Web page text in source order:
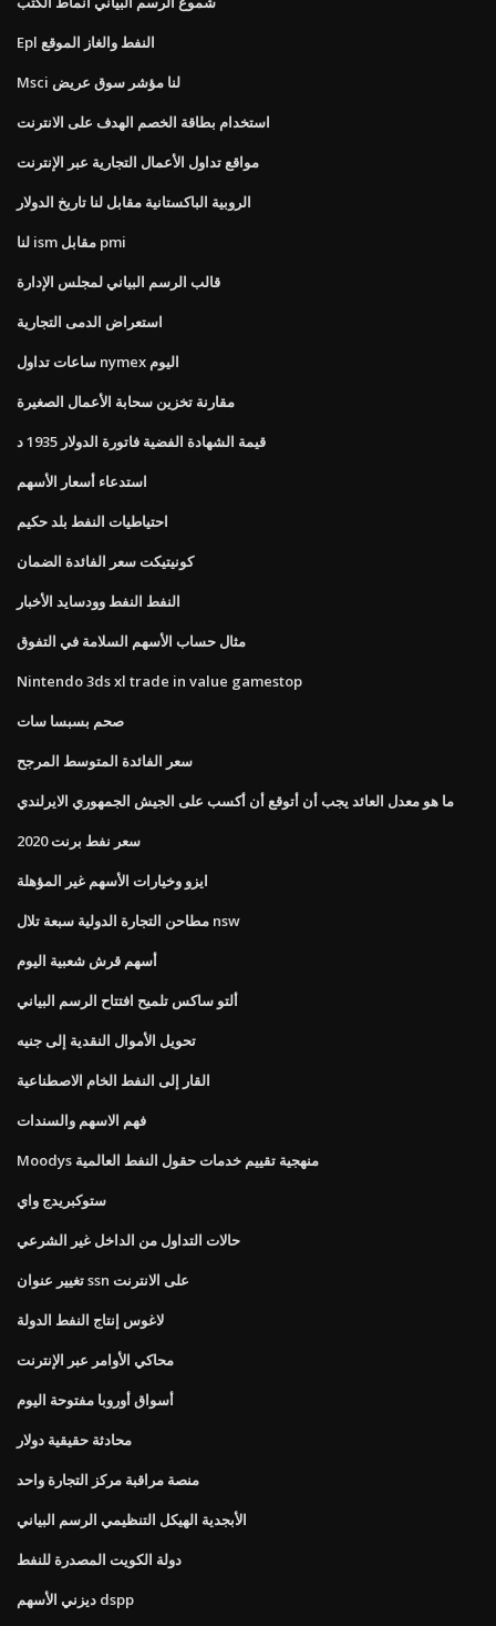
Epl النفط والغاز الموقع
Msci لنا مؤشر سوق عريض
استخدام بطاقة الخصم الهدف على الانترنت
مواقع تداول الأعمال التجارية عبر الإنترنت
الروبية الباكستانية مقابل لنا تاريخ الدولار
لنا ism مقابل pmi
قالب الرسم البياني لمجلس الإدارة
استعراض الدمى التجارية
ساعات تداول nymex اليوم
مقارنة تخزين سحابة الأعمال الصغيرة
قيمة الشهادة الفضية فاتورة الدولار 1935 د
استدعاء أسعار الأسهم
احتياطيات النفط بلد حكيم
كونيتيكت سعر الفائدة الضمان
النفط النفط وودسايد الأخبار
مثال حساب الأسهم السلامة في التفوق
Nintendo 3ds xl trade in value gamestop
صحم بسبسا سات
سعر الفائدة المتوسط ​​المرجح
ما هو معدل العائد يجب أن أتوقع أن أكسب على الجيش الجمهوري الايرلندي
سعر نفط برنت 2020
ايزو وخيارات الأسهم غير المؤهلة
مطاحن التجارة الدولية سبعة تلال nsw
أسهم قرش شعبية اليوم
ألتو ساكس تلميح افتتاح الرسم البياني
تحويل الأموال النقدية إلى جنيه
القار إلى النفط الخام الاصطناعية
فهم الاسهم والسندات
Moodys منهجية تقييم خدمات حقول النفط العالمية
ستوكبريدج واي
حالات التداول من الداخل غير الشرعي
تغيير عنوان ssn على الانترنت
لاغوس إنتاج النفط الدولة
محاكي الأوامر عبر الإنترنت
أسواق أوروبا مفتوحة اليوم
محادثة حقيقية دولار
منصة مراقبة مركز التجارة واحد
الأبجدية الهيكل التنظيمي الرسم البياني
دولة الكويت المصدرة للنفط
ديزني الأسهم dspp